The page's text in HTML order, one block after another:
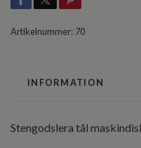
Artikelnummer: 70
INFORMATION
Stengodslera tål